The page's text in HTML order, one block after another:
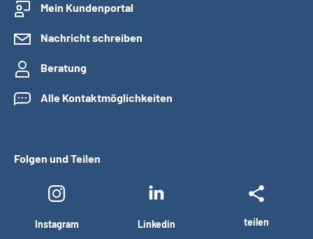
Mein Kundenportal
Nachricht schreiben
Beratung
Alle Kontaktmöglichkeiten
Folgen und Teilen
Instagram Linkedin teilen